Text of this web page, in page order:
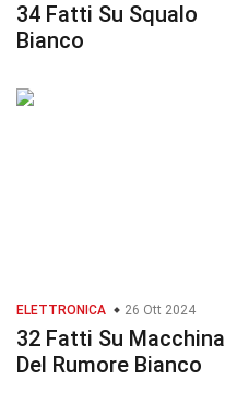
34 Fatti Su Squalo
Bianco
ELETTRONICA 26 Ott 2024
32 Fatti Su Macchina
Del Rumore Bianco